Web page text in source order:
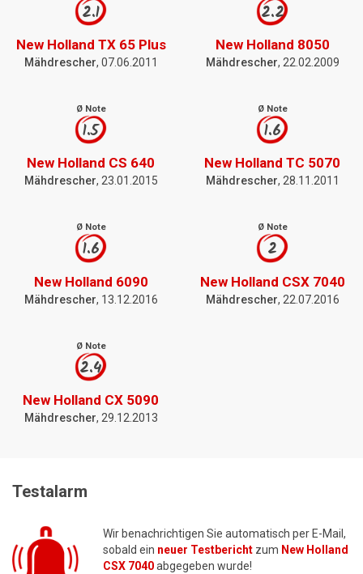
2.1
New Holland TX 65 Plus
Mähdrescher, 07.06.2011
2.2
New Holland 8050
Mähdrescher, 22.02.2009
Ø Note
1.5
New Holland CS 640
Mähdrescher, 23.01.2015
Ø Note
1.6
New Holland TC 5070
Mähdrescher, 28.11.2011
Ø Note
1.6
New Holland 6090
Mähdrescher, 13.12.2016
Ø Note
2
New Holland CSX 7040
Mähdrescher, 22.07.2016
Ø Note
2.4
New Holland CX 5090
Mähdrescher, 29.12.2013
Testalarm
Wir benachrichtigen Sie automatisch per E-Mail,
sobald ein neuer Testbericht zum New Holland
CSX 7040abgegeben wurde!